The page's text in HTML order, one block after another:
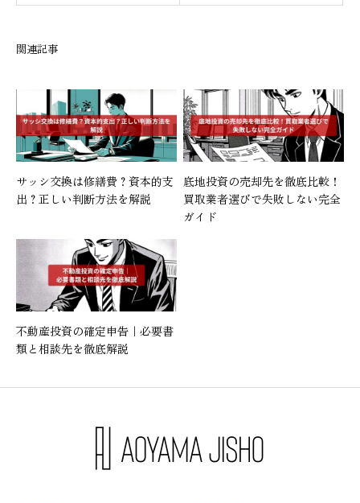
関連記事
サッシ交換は修繕費？資本的支
出？正しい判断方法を解説
底地投資の売却先を徹底比較！
買取業者選びで失敗しない完全
ガイド
不動産投資の確定申告｜必要書
類と相談先を徹底解説